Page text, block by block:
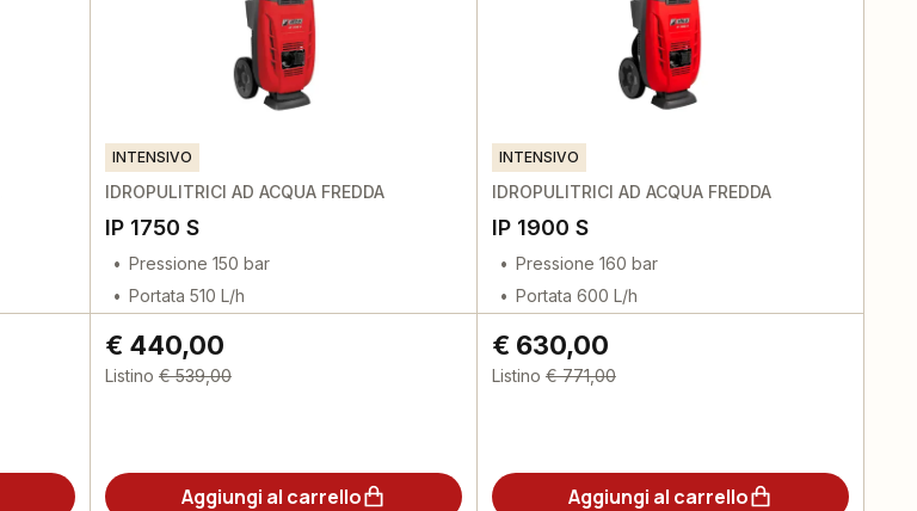
INTENSIVO
IDROPULITRICI AD ACQUA FREDDA
IP 1750 S
Pressione 150 bar
Portata 510 L/h
€ 440,00
Listino € 539,00
Aggiungi al carrello
INTENSIVO
IDROPULITRICI AD ACQUA FREDDA
IP 1900 S
Pressione 160 bar
Portata 600 L/h
€ 630,00
Listino € 771,00
Aggiungi al carrello